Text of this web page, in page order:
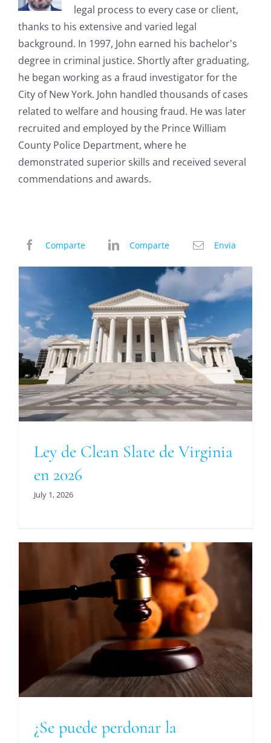
legal process to every case or client,
thanks to his extensive and varied legal
background. In 1997, John earned his bachelor's
degree in criminal justice. Shortly after graduating,
he began working as a fraud investigator for the
City of New York. John handled thousands of cases
related to welfare and housing fraud. He was later
recruited and employed by the Prince William
County Police Department, where he
demonstrated superior skills and received several
commendations and awards.
Comparte Comparte Envia
Ley de Clean Slate de Virginia
en 2026
July 1, 2026
¿Se puede perdonar la